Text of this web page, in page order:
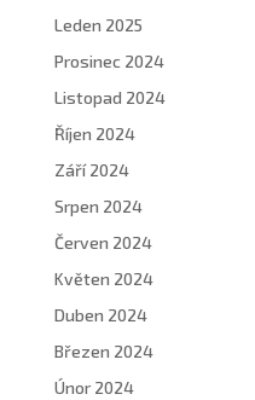
Leden 2025
Prosinec 2024
Listopad 2024
Říjen 2024
Září 2024
Srpen 2024
Červen 2024
Květen 2024
Duben 2024
Březen 2024
Únor 2024